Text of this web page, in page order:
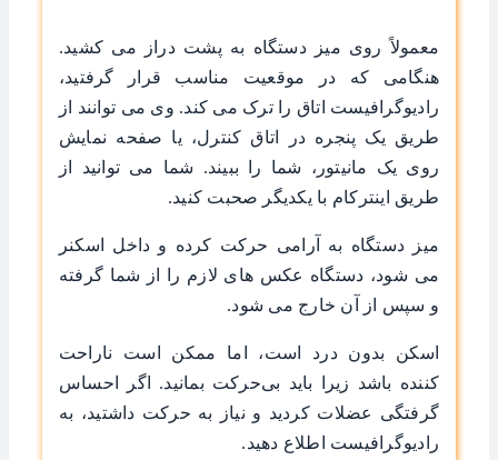
معمولاً روی میز دستگاه به پشت دراز می کشید.
هنگامی که در موقعیت مناسب قرار گرفتید،
رادیوگرافیست اتاق را ترک می کند. وی می توانند از
طریق یک پنجره در اتاق کنترل، یا صفحه نمایش
روی یک مانیتور، شما را ببیند. شما می توانید از
طریق اینترکام با یکدیگر صحبت کنید.
میز دستگاه به آرامی حرکت کرده و داخل اسکنر
می شود، دستگاه عکس های لازم را از شما گرفته
و سپس از آن خارج می شود.
اسکن بدون درد است، اما ممکن است ناراحت
کننده باشد زیرا باید بی‌حرکت بمانید. اگر احساس
گرفتگی عضلات کردید و نیاز به حرکت داشتید، به
رادیوگرافیست اطلاع دهید.